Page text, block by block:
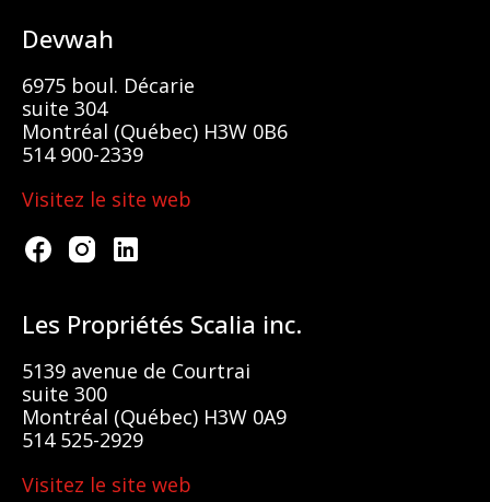
Devwah
6975 boul. Décarie
suite 304
Montréal (Québec) H3W 0B6
514 900-2339
Visitez le site web
Les Propriétés Scalia inc.
5139 avenue de Courtrai
suite 300
Montréal (Québec) H3W 0A9
514 525-2929
Visitez le site web